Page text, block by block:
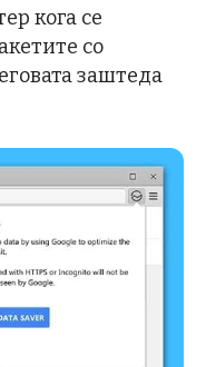
кога се
со
заштеда